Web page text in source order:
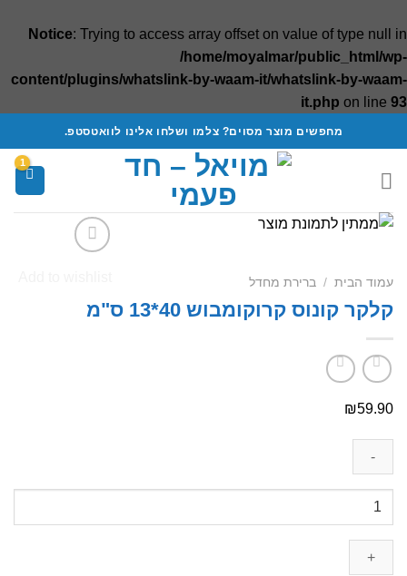
Notice: Trying to access array offset on value of type null in
/home/moyalmar/public_html/wp-
content/plugins/whatslink-by-waam-it/whatslink-by-waam-
it.php on line 93
to
מחפשים מוצר מסוים? צלמו ושלחו אלינו לוואטסטפ.
עמוד הבית / ברירת מחדל
קלקר קונוס קרוקומבוש 40*13 ס"מ
₪59.90
כמות
קלקר
קונוס